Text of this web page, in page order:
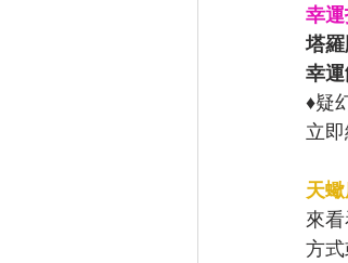
幸運
塔
幸
♦疑
立
天
來
方